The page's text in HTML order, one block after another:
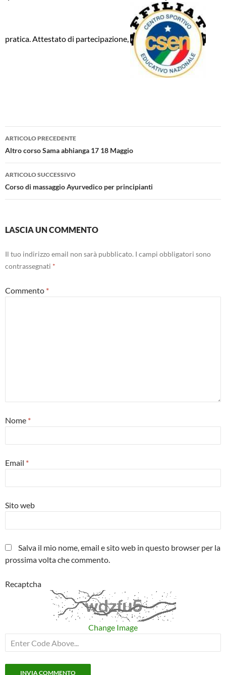
pratica. Attestato di partecipazione,
Navigazione
articolo
ARTICOLO PRECEDENTE
Altro corso Sama abhianga 17 18 Maggio
ARTICOLO SUCCESSIVO
Corso di massaggio Ayurvedico per principianti
LASCIA UN COMMENTO
Il tuo indirizzo email non sarà pubblicato. I campi obbligatori sono
contrassegnati *
Commento *
Nome *
Email *
Sito web
Salva il mio nome, email e sito web in questo browser per la
prossima volta che commento.
Recaptcha
Change Image